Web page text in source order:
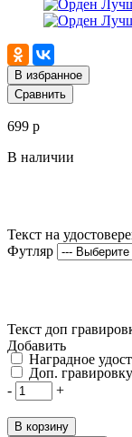
В избранное
Сравнить
699 р
В наличии
Текст на
Футляр
Текст доп
Добавить
Наградное
Доп.
-
+
В корзину